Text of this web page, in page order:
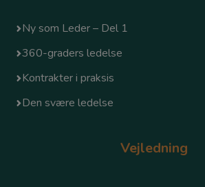
Ny som Leder – Del 1
360-graders ledelse
Kontrakter i praksis
Den svære ledelse
Vejledning